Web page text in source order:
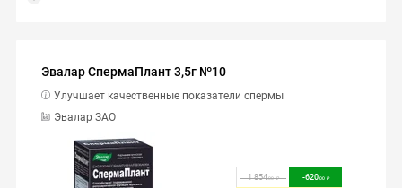
Эвалар СпермаПлант 3,5г №10
Эвалар ЗАО
Улучшает качественные показатели спермы
1 854.00 -620.00